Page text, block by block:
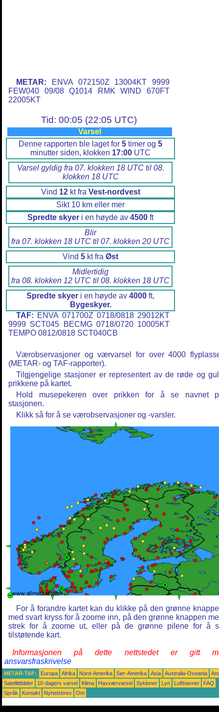
METAR: ENVA 072150Z 13004KT 9999
FEW040 09/08 Q1014 RMK WIND 670FT
22005KT
Tid: 00:05 (22:05 UTC)
Varsel
Denne rapporten ble laget for 5 timer og 5
minutter siden, klokken 17:00 UTC
Varsel gyldig fra 07. klokken 18 UTC til 08.
klokken 18 UTC
Vind 12kt fra Vest-nordvest
Sikt 10 km eller mer
Spredte skyer i en høyde av 4500 ft
Blir
fra 07. klokken 18 UTC til 07. klokken 20 UTC
Vind 5 kt fra Øst
Midlertidig
fra 08. klokken 12 UTC til 08. klokken 18 UTC
Spredte skyer i en høyde av 4000 ft,
Bygeskyer.
TAF: ENVA 071700Z 0718/0818 29012KT
9999 SCT045 BECMG 0718/0720 10005KT
TEMPO 0812/0818 SCT040CB
Værobservasjoner og værvarsel for over 4000
(METAR- og TAF-rapporter).
Tilgjengelige stasjoner er representert av de røde og
prikkene på kartet.
Hold musepekeren over prikken for å se navnet
stasjonen.
Klikk så for å se værobservasjoner og -varsler.
For å forandre kartet kan du klikke på den grønne
med svart kryss for å zoome inn, på den grønne knappen
strek for å zoome ut, eller på de grønne pilene for å
tilstøtende kart.
Informasjonen på dette nettstedet er gitt
ansvarsfraskrivelse
METAR-TAF: Europa Afrika Nord-Amerika Sør-Amerika Asia Australia-Oseania
Satellittbilder
10-dagers varsel Klima Havværvarsel Sykloner Lyn Lufthavner
FAQ
Språk
Kontakt Nyhetsbrev Om